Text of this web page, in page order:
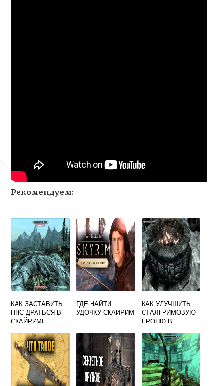
Рекомендуем:
КАК ЗАСТАВИТЬ
НПС ДРАТЬСЯ В
СКАЙРИМЕ
ГДЕ НАЙТИ
УДОЧКУ СКАЙРИМ
КАК УЛУЧШИТЬ
СТАЛГРИМОВУЮ
БРОНЮ В
МАКСИМАЛЬНО